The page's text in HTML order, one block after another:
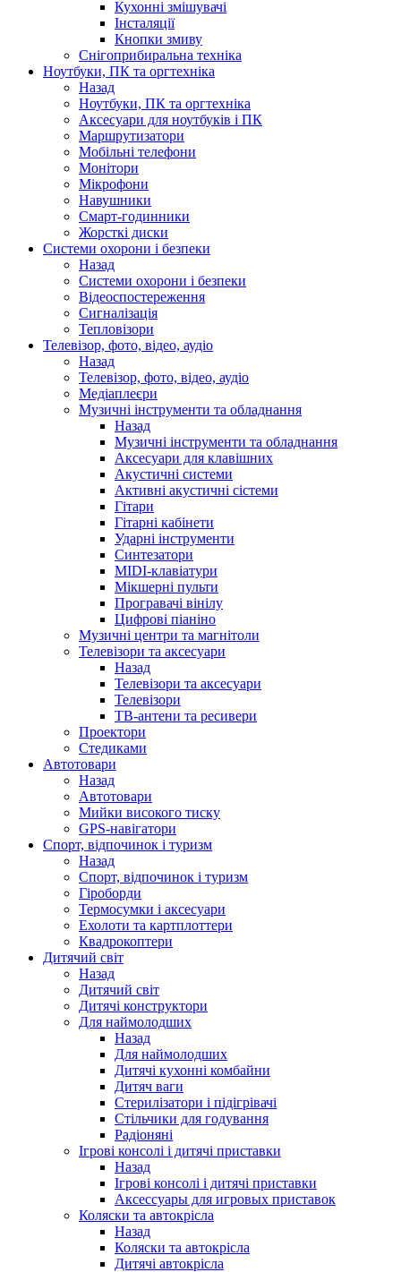
Кухонні змішувачі
Інсталяції
Кнопки змиву
Снігоприбиральна техніка
Ноутбуки, ПК та оргтехніка
Назад
Ноутбуки, ПК та оргтехніка
Аксесуари для ноутбуків і ПК
Маршрутизатори
Мобільні телефони
Монітори
Мікрофони
Навушники
Смарт-годинники
Жорсткі диски
Системи охорони і безпеки
Назад
Системи охорони і безпеки
Відеоспостереження
Сигналізація
Тепловізори
Телевізор, фото, відео, аудіо
Назад
Телевізор, фото, відео, аудіо
Медіаплеєри
Музичні інструменти та обладнання
Назад
Музичні інструменти та обладнання
Аксесуари для клавішних
Акустичні системи
Активні акустичні сістеми
Гітари
Гітарні кабінети
Ударні інструменти
Синтезатори
MIDI-клавіатури
Мікшерні пульти
Програвачі вінілу
Цифрові піаніно
Музичні центри та магнітоли
Телевізори та аксесуари
Назад
Телевізори та аксесуари
Телевізори
ТВ-антени та ресивери
Проектори
Стедиками
Автотовари
Назад
Автотовари
Мийки високого тиску
GPS-навігатори
Спорт, відпочинок і туризм
Назад
Спорт, відпочинок і туризм
Гіроборди
Термосумки і аксесуари
Ехолоти та картплоттери
Квадрокоптери
Дитячий світ
Назад
Дитячий світ
Дитячі конструктори
Для наймолодших
Назад
Для наймолодших
Дитячі кухонні комбайни
Дитяч ваги
Стерилізатори і підігрівачі
Стільчики для годування
Радіоняні
Ігрові консолі і дитячі приставки
Назад
Ігрові консолі і дитячі приставки
Аксессуары для игровых приставок
Коляски та автокрісла
Назад
Коляски та автокрісла
Дитячі автокрісла